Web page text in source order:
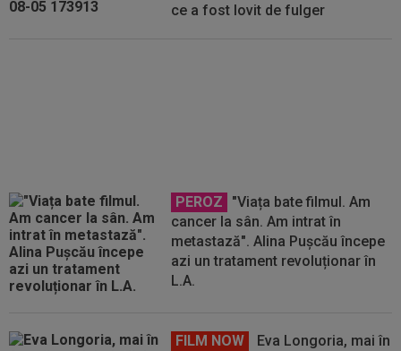
ce a fost lovit de fulger
PEROZ
"Viața bate filmul. Am
cancer la sân. Am intrat în
metastază". Alina Pușcău începe
azi un tratament revoluționar în
L.A.
FILM NOW
Eva Longoria, mai în